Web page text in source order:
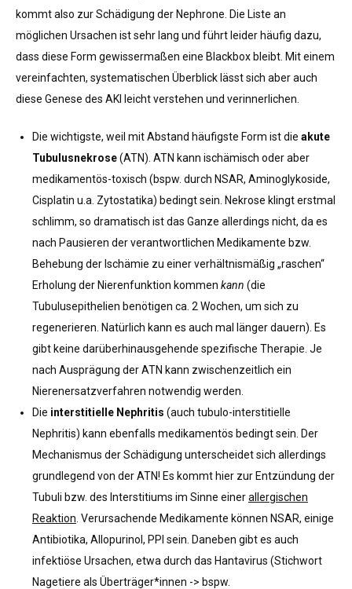
kommt also zur Schädigung der Nephrone. Die Liste an
möglichen Ursachen ist sehr lang und führt leider häufig dazu,
dass diese Form gewissermaßen eine Blackbox bleibt. Mit einem
vereinfachten, systematischen Überblick lässt sich aber auch
diese Genese des AKI leicht verstehen und verinnerlichen.
Die wichtigste, weil mit Abstand häufigste Form ist die akute
Tubulusnekrose(ATN). ATN kann ischämisch oder aber
medikamentös-toxisch (bspw. durch NSAR, Aminoglykoside,
Cisplatin u.a. Zytostatika) bedingt sein. Nekrose klingt erstmal
schlimm, so dramatisch ist das Ganze allerdings nicht, da es
nach Pausieren der verantwortlichen Medikamente bzw.
Behebung der Ischämie zu einer verhältnismäßig „raschen“
Erholung der Nierenfunktion kommen kann (die
Tubulusepithelien benötigen ca. 2 Wochen, um sich zu
regenerieren. Natürlich kann es auch mal länger dauern). Es
gibt keine darüberhinausgehende spezifische Therapie. Je
nach Ausprägung der ATN kann zwischenzeitlich ein
Nierenersatzverfahren notwendig werden.
Die interstitielle Nephritis (auch tubulo-interstitielle
Nephritis) kann ebenfalls medikamentös bedingt sein. Der
Mechanismus der Schädigung unterscheidet sich allerdings
grundlegend von der ATN! Es kommt hier zur Entzündung der
Tubuli bzw. des Interstitiums im Sinne einerallergischen
Reaktion . Verursachende Medikamente können NSAR, einige
Antibiotika, Allopurinol, PPI sein. Daneben gibt es auch
infektiöse Ursachen, etwa durch das Hantavirus (Stichwort
Nagetiere als Überträger*innen -> bspw.